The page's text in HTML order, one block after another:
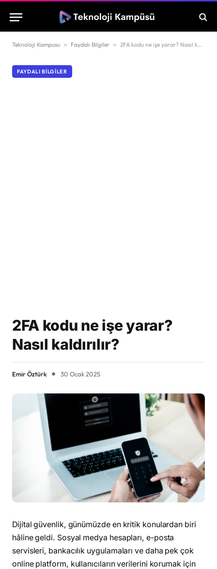
Teknoloji Kampusu » Faydalı Bilgiler » 2FA kodu ne işe yarar? Nasıl kaldırılır?
FAYDALI BILGILER
2FA kodu ne işe yarar?
Nasıl kaldırılır?
Emir Öztürk 30 Ocak 2025
Dijital güvenlik, günümüzde en kritik konulardan biri
hâline geldi. Sosyal medya hesapları, e-posta
servisleri, bankacılık uygulamaları ve daha pek çok
online platform, kullanıcıların verilerini korumak için